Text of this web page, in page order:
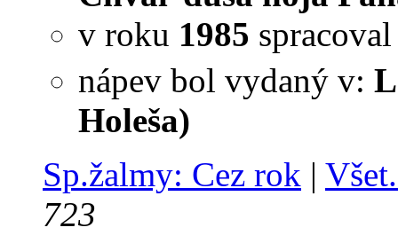
v roku 1985
nápev bol vydaný v:
Holeša)
Sp.žalmy: Cez rok |
723